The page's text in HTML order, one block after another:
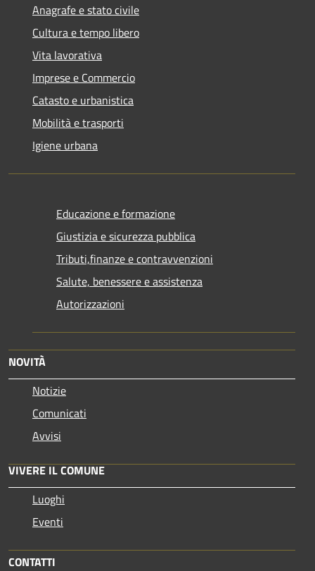
Anagrafe e stato civile
Cultura e tempo libero
Vita lavorativa
Imprese e Commercio
Catasto e urbanistica
Mobilità e trasporti
Igiene urbana
Educazione e formazione
Giustizia e sicurezza pubblica
Tributi,finanze e contravvenzioni
Salute, benessere e assistenza
Autorizzazioni
NOVITÀ
Notizie
Comunicati
Avvisi
VIVERE IL COMUNE
Luoghi
Eventi
CONTATTI